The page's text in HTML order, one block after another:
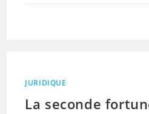
JURIDIQUE
La seconde